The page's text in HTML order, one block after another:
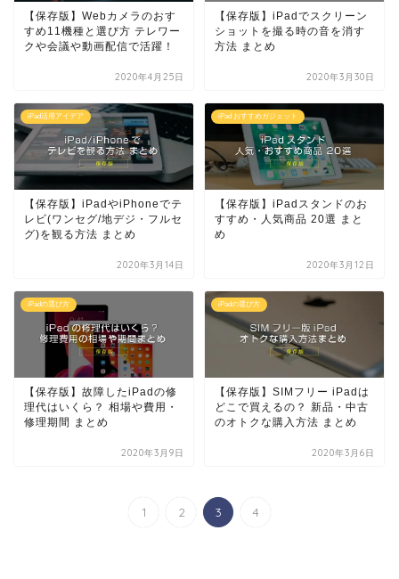
【保存版】Webカメラのおす
すめ11機種と選び方 テレワー
クや会議や動画配信で活躍！
2020年4月25日
【保存版】iPadでスクリーン
ショットを撮る時の音を消す
方法 まとめ
2020年3月30日
iPad活用アイデア
【保存版】iPadやiPhoneでテ
レビ(ワンセグ/地デジ・フルセ
グ)を観る方法 まとめ
2020年3月14日
iPad おすすめガジェット
【保存版】iPadスタンドのお
すすめ・人気商品 20選 まと
め
2020年3月12日
iPadの選び方
【保存版】故障したiPadの修
理代はいくら？ 相場や費用・
修理期間 まとめ
2020年3月9日
iPadの選び方
【保存版】SIMフリー iPadは
どこで買えるの？ 新品・中古
のオトクな購入方法 まとめ
2020年3月6日
1 2 3 4